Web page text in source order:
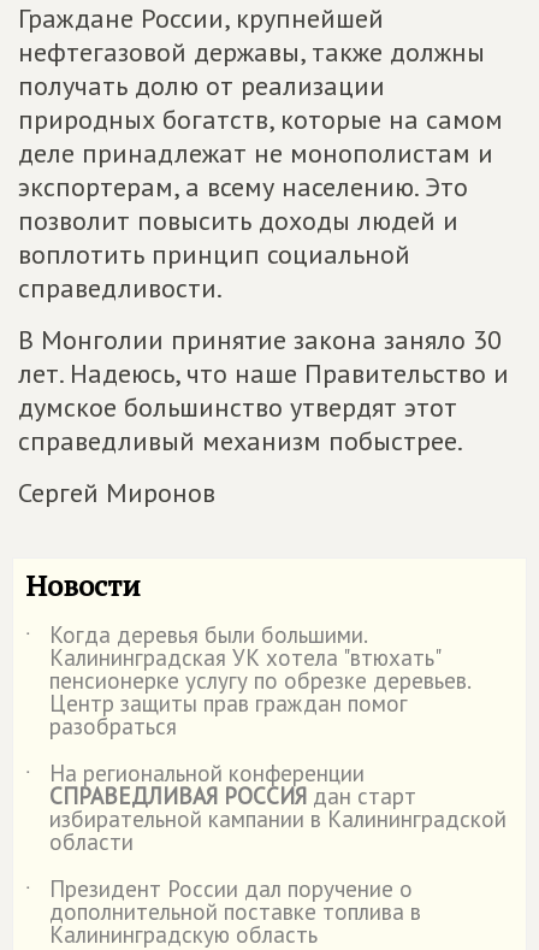
Граждане России, крупнейшей
нефтегазовой державы, также должны
получать долю от реализации
природных богатств, которые на самом
деле принадлежат не монополистам и
экспортерам, а всему населению. Это
позволит повысить доходы людей и
воплотить принцип социальной
справедливости.
В Монголии принятие закона заняло 30
лет. Надеюсь, что наше Правительство и
думское большинство утвердят этот
справедливый механизм побыстрее.
Сергей Миронов
Новости
˙ Когда деревья были большими.
Калининградская УК хотела "втюхать"
пенсионерке услугу по обрезке деревьев.
Центр защиты прав граждан помог
разобраться
˙
На региональной конференции
СПРАВЕДЛИВАЯ РОССИЯ дан старт
избирательной кампании в Калининградской
области
˙
Президент России дал поручение о
дополнительной поставке топлива в
Калининградскую область